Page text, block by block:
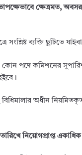
ক্ষেত্রমত, অবসর
সংশ্লিষ্ট ব্যক্তি ছুটিতে
পদে কমিশনের
অধীন নিয়মিতকৃত
নিয়োগপ্রাপ্ত একাধিক